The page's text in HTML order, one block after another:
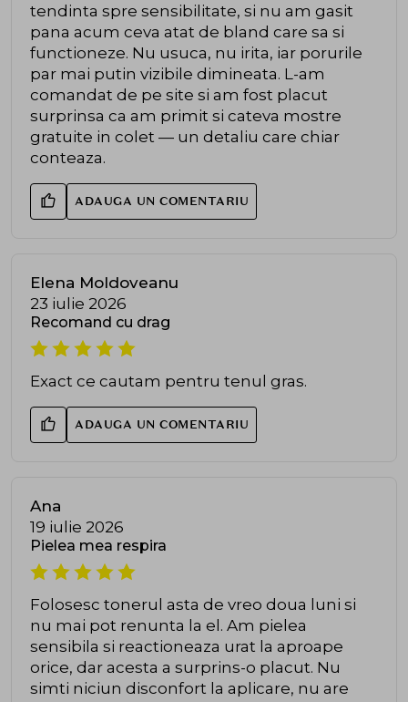
tendinta spre sensibilitate, si nu am gasit
pana acum ceva atat de bland care sa si
functioneze. Nu usuca, nu irita, iar porurile
par mai putin vizibile dimineata. L-am
comandat de pe site si am fost placut
surprinsa ca am primit si cateva mostre
gratuite in colet — un detaliu care chiar
conteaza.
ADAUGA UN COMENTARIU
Elena Moldoveanu
23 iulie 2026
Recomand cu drag
Exact ce cautam pentru tenul gras.
ADAUGA UN COMENTARIU
Ana
19 iulie 2026
Pielea mea respira
Folosesc tonerul asta de vreo doua luni si
nu mai pot renunta la el. Am pielea
sensibila si reactioneaza urat la aproape
orice, dar acesta a surprins-o placut. Nu
simti niciun disconfort la aplicare, nu are